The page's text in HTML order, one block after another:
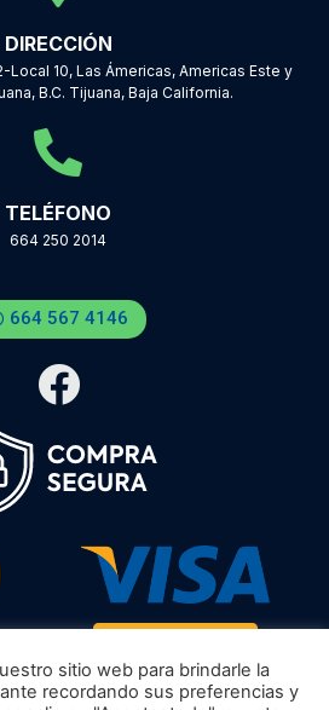
DIRECCIÓN
Local 10, Las Ámericas, Americas Este y
B.C. Tijuana, Baja California.
TELÉFONO
664 250 2014
664 567 4146
sitio web para brindarle la
recordando sus preferencias y